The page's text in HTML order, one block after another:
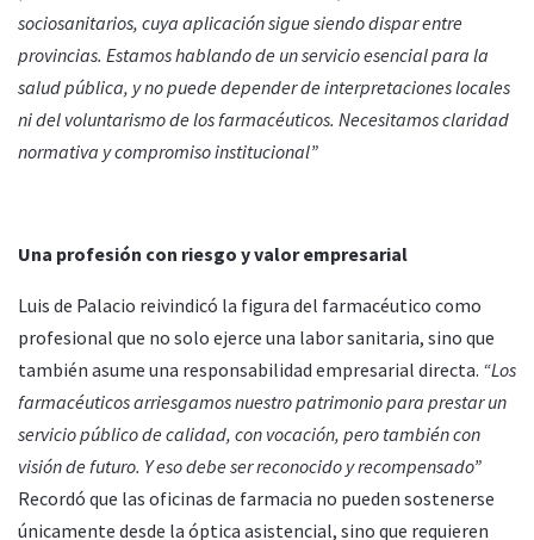
sociosanitarios, cuya aplicación sigue siendo dispar entre
provincias. Estamos hablando de un servicio esencial para la
salud pública, y no puede depender de interpretaciones locales
ni del voluntarismo de los farmacéuticos. Necesitamos claridad
normativa y compromiso institucional”
Una profesión con riesgo y valor empresarial
Luis de Palacio reivindicó la figura del farmacéutico como
profesional que no solo ejerce una labor sanitaria, sino que
también asume una responsabilidad empresarial directa. “Los
farmacéuticos arriesgamos nuestro patrimonio para prestar un
servicio público de calidad, con vocación, pero también con
visión de futuro. Y eso debe ser reconocido y recompensado”
Recordó que las oficinas de farmacia no pueden sostenerse
únicamente desde la óptica asistencial, sino que requieren